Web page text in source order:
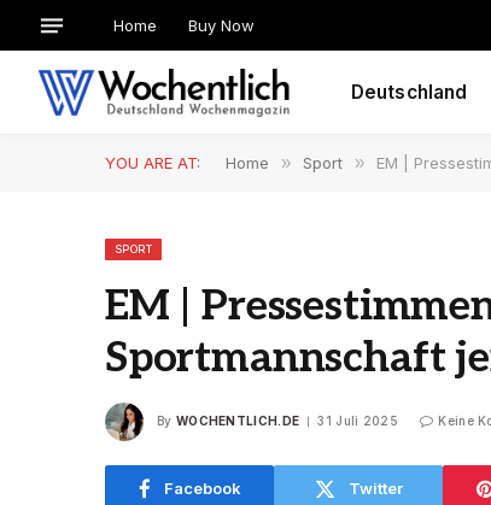
Home Buy Now
Deutschland
YOU ARE AT: Home » Sport » EM |
SPORT
EM |
Sportmannschaft
By WOCHENTLICH.DE 31 Juli 2025 Keine
Facebook Twitter